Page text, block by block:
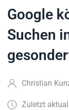
Google
Suchen
Christian
Zuletzt